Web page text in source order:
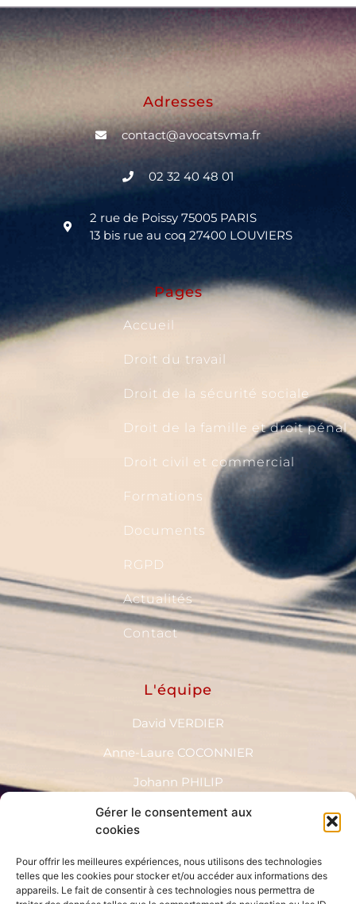
Gérer le consentement aux
cookies
Pour offrir les meilleures expériences, nous utilisons des technologies
telles que les cookies pour stocker et/ou accéder aux informations des
appareils. Le fait de consentir à ces technologies nous permettra de
Adresses
contact@avocatsvma.fr
02 32 40 48 01
2 rue de Poissy 75005 PARIS
13 bis rue au coq 27400 LOUVIERS
Pages
Accueil
Droit du travail
Droit de la sécurité sociale
Droit de la famille et droit pénal
Droit civil et commercial
Formations
Documents
RGPD
Actualités
Contact
L'équipe
David VERDIER
Anne-Laure COCONNIER
Johann PHILIP
Nadia BALI
Audrey BAGNAUD
Soraya HAMTTAT